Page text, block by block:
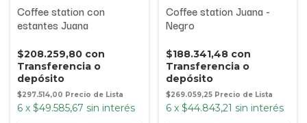
Coffee station con
estantes Juana
$297.514,00
$208.259,80 con
Transferencia o
depósito
6 x $49.585,67 sin interés
Coffee station Juana -
Negro
$269.059,25
$188.341,48 con
Transferencia o
depósito
6 x $44.843,21 sin interés